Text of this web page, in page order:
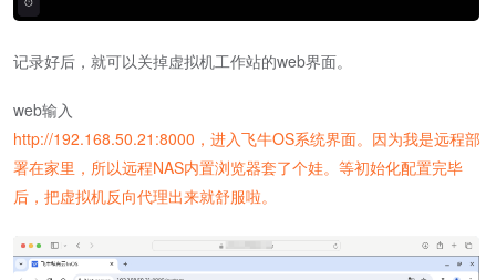
记录好后，就可以关掉虚拟机工作站的web界面。
web输入
http://192.168.50.21:8000，进入飞牛OS系统界面。因为我是远程部
署在家里，所以远程NAS内置浏览器套了个娃。等初始化配置完毕
后，把虚拟机反向代理出来就舒服啦。